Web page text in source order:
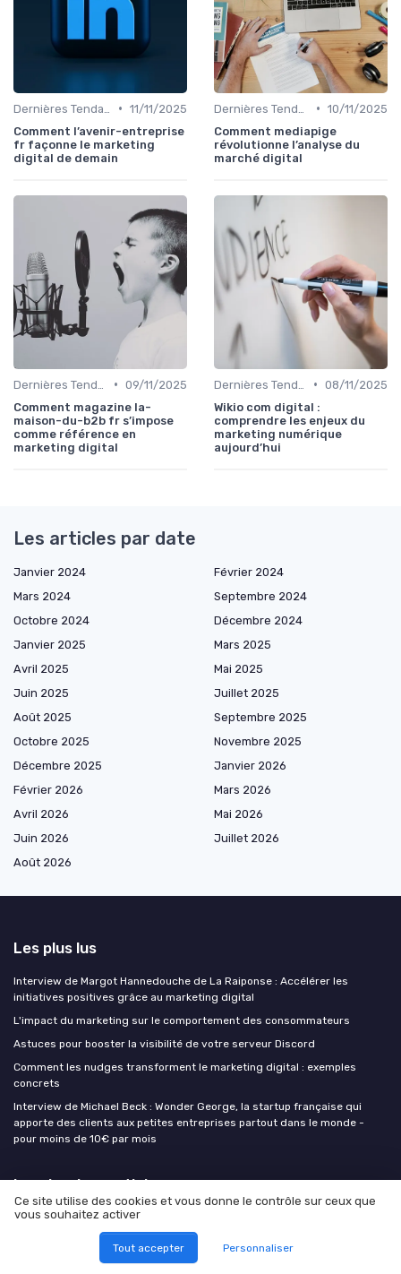
• 11/11/2025
Comment l’avenir-entreprise
fr façonne le marketing
digital de demain
• 10/11/2025
Comment mediapige
révolutionne l’analyse du
marché digital
• 09/11/2025
Comment magazine la-
maison-du-b2b fr s’impose
comme référence en
marketing digital
• 08/11/2025
Wikio com digital :
comprendre les enjeux du
marketing numérique
aujourd’hui
Les articles par date
Janvier 2024
Février 2024
Mars 2024
Septembre 2024
Octobre 2024
Décembre 2024
Janvier 2025
Mars 2025
Avril 2025
Mai 2025
Juin 2025
Juillet 2025
Août 2025
Septembre 2025
Octobre 2025
Novembre 2025
Décembre 2025
Janvier 2026
Février 2026
Mars 2026
Avril 2026
Mai 2026
Juin 2026
Juillet 2026
Août 2026
Les plus lus
Interview de Margot Hannedouche de La Raiponse : Accélérer les
initiatives positives grâce au marketing digital
L'impact du marketing sur le comportement des consommateurs
Astuces pour booster la visibilité de votre serveur Discord
Comment les nudges transforment le marketing digital : exemples
concrets
Interview de Michael Beck : Wonder George, la startup française qui
apporte des clients aux petites entreprises partout dans le monde -
pour moins de 10€ par mois
Les derniers articles
Information Gain : le signal SEO que ni vos concurrents ni l'IA ne peuvent
Attribution B2B : pourquoi 'suffisamment juste' bat 'parfaitement faux'
Ce site utilise des cookies et vous donne le contrôle sur ceux que
vous souhaitez activer
Tout accepter Personnaliser